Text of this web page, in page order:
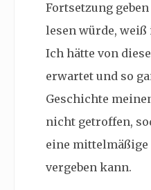
Fortsetzung
lesen würde,
Ich hätte von
erwartet und so
Geschichte
nicht getroffen,
eine mittelmäßige
vergeben kann.